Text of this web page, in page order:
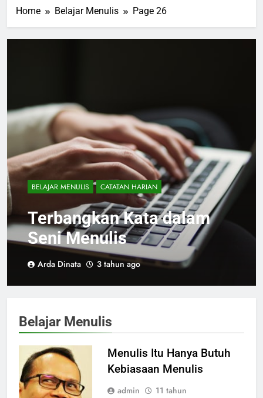
Home Belajar Menulis Page 26
BELAJAR MENULIS CATATAN HARIAN
Terbangkan Kata dalam
Seni Menulis
Arda Dinata 3 tahun ago
Belajar Menulis
Menulis Itu Hanya Butuh
Kebiasaan Menulis
admin
11 tahun